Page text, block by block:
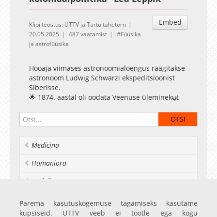
Embed
Klipi teostus: UTTV ja Tartu tähetorn
20.05.2025
487 vaatamist
Füüsika
ja astrofüüsika
Hooaja viimases astronoomialoengus räägitakse
astronoom Ludwig Schwarzi ekspeditsioonist
Siberisse.
🌟 1874. aastal oli oodata Veenuse üleminekut
valmistusid selleks sündmuseks.
Rahvusvahelisel astronoomide nõupidamisel
täiustatud heliomeeter ja ka Vene riik tellis kolm
aasta Veenuse üleminek ei olnud aga Tartust
moodne heliomeeter just Tartusse ja kuidas
astronoomiline ekspeditsioon seoti Vene riigi
Medicina
Humaniora
Socialia
Realia et naturalia
Parema kasutuskogemuse tagamiseks kasutame
küpsiseid. UTTV veeb ei töötle ega kogu